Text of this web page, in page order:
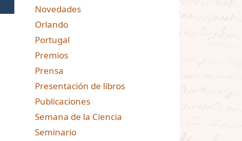
Novedades
Orlando
Portugal
Premios
Prensa
Presentación de libros
Publicaciones
Semana de la Ciencia
Seminario